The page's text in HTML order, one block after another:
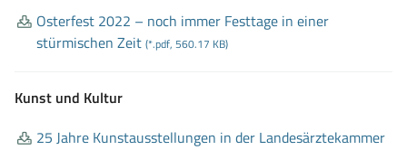
Osterfest 2022 – noch immer Festtage in einer
stürmischen Zeit (*.pdf, 560.17 KB)
Kunst und Kultur
25 Jahre Kunstausstellungen in der Landesärztekammer